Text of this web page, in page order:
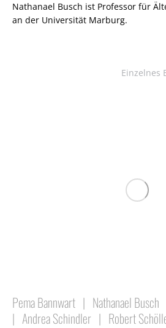
Nathanael Busch ist Professor für
an der Universität Marburg.
Einzelnes
Pema Bannwart | Nathanael Busch
| Andrea Schindler | Robert